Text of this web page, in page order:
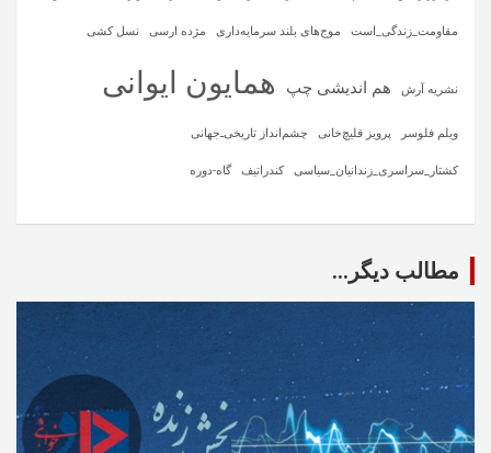
مقاومت_زندگی_است موج‌های بلند سرمایه‌داری مژده ارسی نسل کشی
نشریه آرش هم اندیشی چپ همایون ایوانی
ویلم فلوسر پرویز قلیچ‌خانی چشم‌انداز تاریخی‌ـ‌جهانی
کشتار_سراسری_زندانیان_سیاسی کندراتیف گاه-دوره
مطالب دیگر...